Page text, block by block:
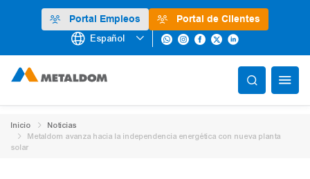
Portal Empleos Portal de Clientes
Español
Inicio
Noticias
Metaldom avanza hacia la independencia energética con nueva planta
solar